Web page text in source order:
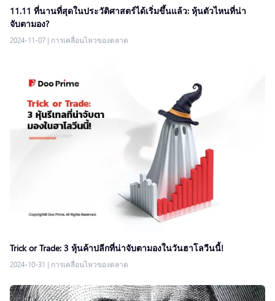
11.11 ที่นานที่สุดในประวัติศาสตร์ได้เริ่มขึ้นแล้ว: หุ้นตัวไหนที่น่า
จับตามอง?
2024-11-07 | การเคลื่อนไหวของตลาด
Trick or Trade: 3 หุ้นค้าปลีกที่น่าจับตามองในวันฮาโลวีนนี้!
2024-10-31 | การเคลื่อนไหวของตลาด